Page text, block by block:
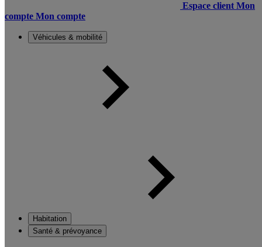
Espace client Mon
compte Mon compte
Véhicules & mobilité
Habitation
Santé & prévoyance